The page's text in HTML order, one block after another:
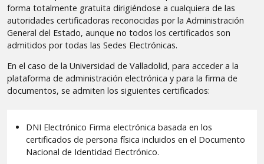
forma totalmente gratuita dirigiéndose a cualquiera de las
autoridades certificadoras reconocidas por la Administración
General del Estado, aunque no todos los certificados son
admitidos por todas las Sedes Electrónicas.
En el caso de la Universidad de Valladolid, para acceder a la
plataforma de administración electrónica y para la firma de
documentos, se admiten los siguientes certificados:
DNI Electrónico Firma electrónica basada en los
certificados de persona física incluidos en el Documento
Nacional de Identidad Electrónico.